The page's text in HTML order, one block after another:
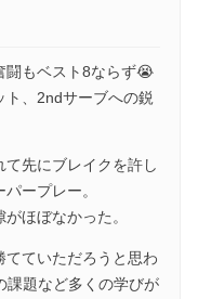
闘もベスト8ならず😭
、2ndサーブへの鋭
先にブレイクを許し
ープレー。
ほぼなかった。
てていただろうと思わ
課題など多くの学びが